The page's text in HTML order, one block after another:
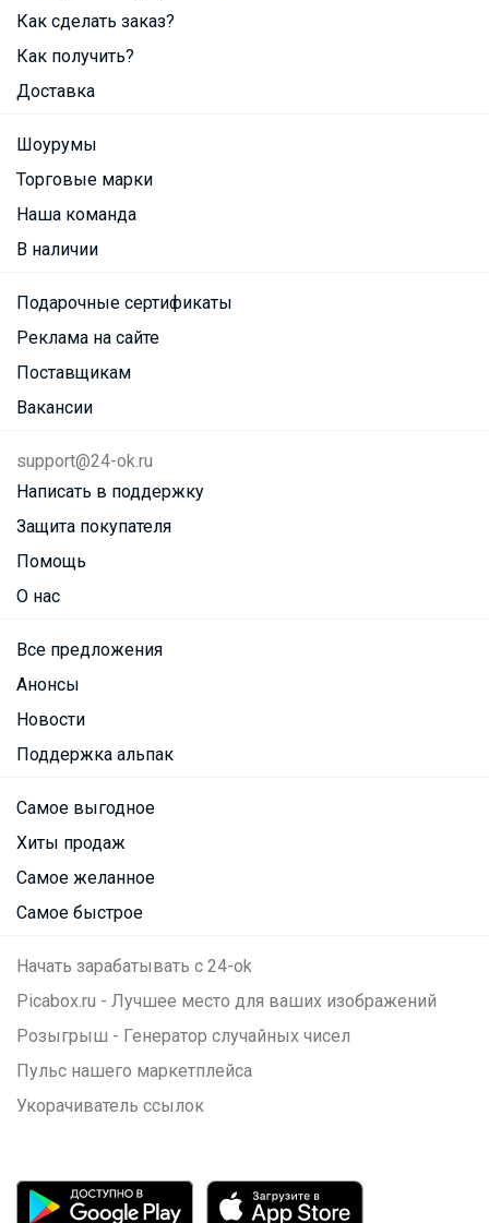
Как сделать заказ?
Как получить?
Доставка
Шоурумы
Торговые марки
Наша команда
В наличии
Подарочные сертификаты
Реклама на сайте
Поставщикам
Вакансии
support@24-ok.ru
Написать в поддержку
Защита покупателя
Помощь
О нас
Все предложения
Анонсы
Новости
Поддержка альпак
Самое выгодное
Хиты продаж
Самое желанное
Самое быстрое
Начать зарабатывать с 24-ok
Picabox.ru - Лучшее место для ваших изображений
Розыгрыш - Генератор случайных чисел
Пульс нашего маркетплейса
Укорачиватель ссылок